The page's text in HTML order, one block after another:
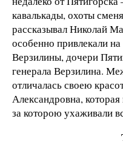
кавалькады, охоты
рассказывал Николай
особенно привлекали
Верзилины, дочери
генерала Верзилина.
отличалась своею
Александровна,
за которою ухаживали